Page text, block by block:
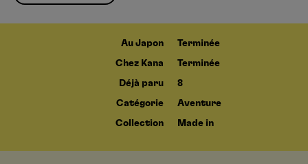
Au Japon Terminée
Chez Kana Terminée
Déjà paru 8
Catégorie Aventure
Collection Made in